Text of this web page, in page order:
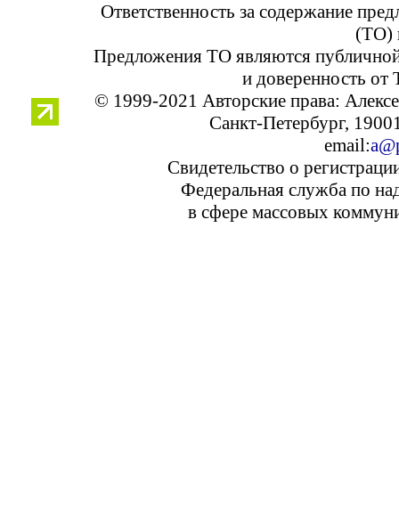
Ответственность за содержание
(ТО)
Предложения ТО являются
и доверенность от
© 1999-2021 Авторские права:
Санкт-Петербург,
email:
Свидетельство о
Федеральная служба по
в сфере массовых